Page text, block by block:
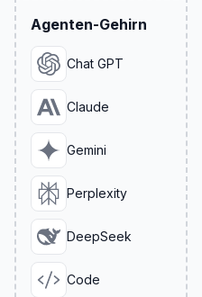
Agenten-Gehirn
Chat GPT
Claude
Gemini
Perplexity
DeepSeek
Code